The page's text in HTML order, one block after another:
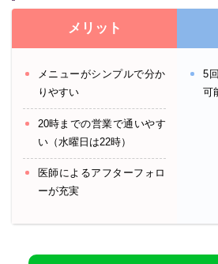
メリット
メニューがシンプルで分か
りやすい
20時までの営業で通いやす
い（水曜日は22時）
医師によるアフターフォロ
ーが充実
5
可